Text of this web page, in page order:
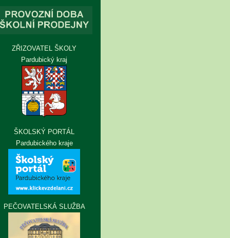
ZŘIZOVATEL ŠKOLY
Pardubický kraj
ŠKOLSKÝ PORTÁL
Pardubického kraje
PEČOVATELSKÁ SLUŽBA